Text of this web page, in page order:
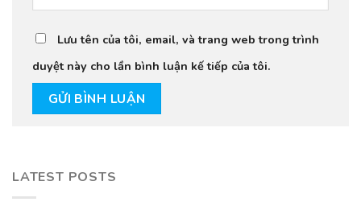
Lưu tên của tôi, email, và trang web trong trình
duyệt này cho lần bình luận kế tiếp của tôi.
LATEST POSTS